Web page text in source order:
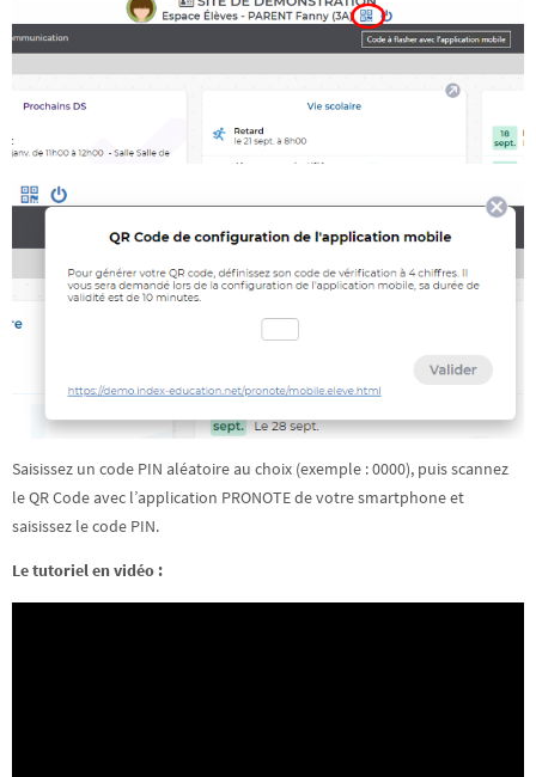
Saisissez un code PIN aléatoire au choix (exemple : 0000), puis scannez
le QR Code avec l’application PRONOTE de votre smartphone et
saisissez le code PIN.
Le tutoriel en vidéo :